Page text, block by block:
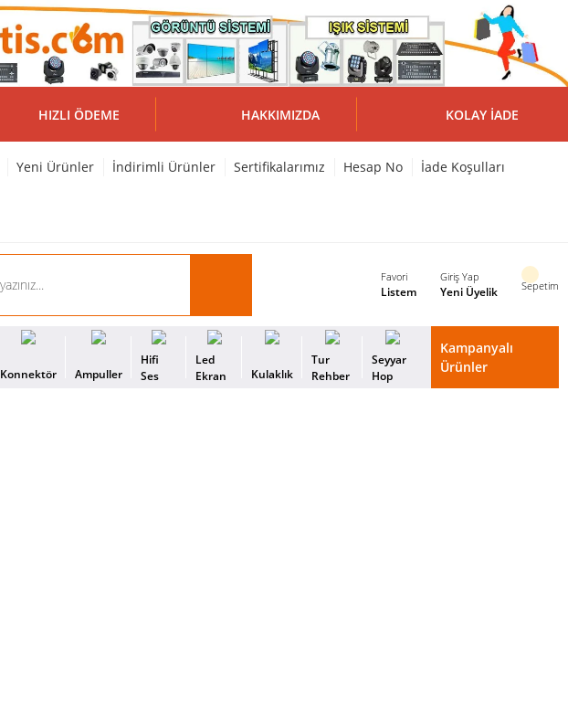
HIZLI ÖDEME HAKKIMIZDA KOLAY İADE
Yeni Ürünler İndirimli Ürünler Sertifikalarımız Hesap No İade Koşulları
Favori
Listem
Giriş Yap
Yeni Üyelik Sepetim
Konnektör Ampuller
Hifi
Ses
Led
Ekran
Kulaklık
Tur
Rehber
Seyyar
Hop
Kampanyalı
Ürünler